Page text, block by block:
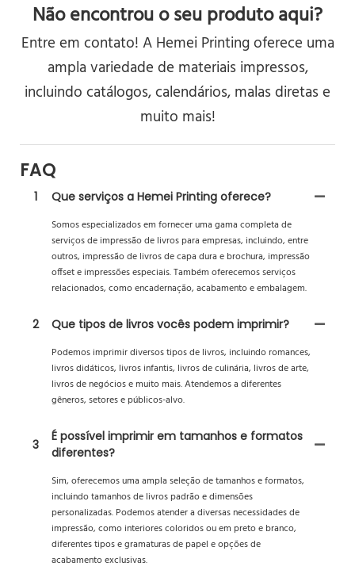
Não encontrou o seu produto aqui?
Entre em contato! A Hemei Printing oferece uma
ampla variedade de materiais impressos,
incluindo catálogos, calendários, malas diretas e
muito mais!
FAQ
1
Que serviços a Hemei Printing oferece?
Somos especializados em fornecer uma gama completa de
serviços de impressão de livros para empresas, incluindo, entre
outros, impressão de livros de capa dura e brochura, impressão
offset e impressões especiais. Também oferecemos serviços
relacionados, como encadernação, acabamento e embalagem.
2
Que tipos de livros vocês podem imprimir?
Podemos imprimir diversos tipos de livros, incluindo romances,
livros didáticos, livros infantis, livros de culinária, livros de arte,
livros de negócios e muito mais. Atendemos a diferentes
gêneros, setores e públicos-alvo.
3
É possível imprimir em tamanhos e formatos
diferentes?
Sim, oferecemos uma ampla seleção de tamanhos e formatos,
incluindo tamanhos de livros padrão e dimensões
personalizadas. Podemos atender a diversas necessidades de
impressão, como interiores coloridos ou em preto e branco,
diferentes tipos e gramaturas de papel e opções de
acabamento exclusivas.